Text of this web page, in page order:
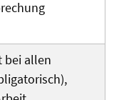
bei allen